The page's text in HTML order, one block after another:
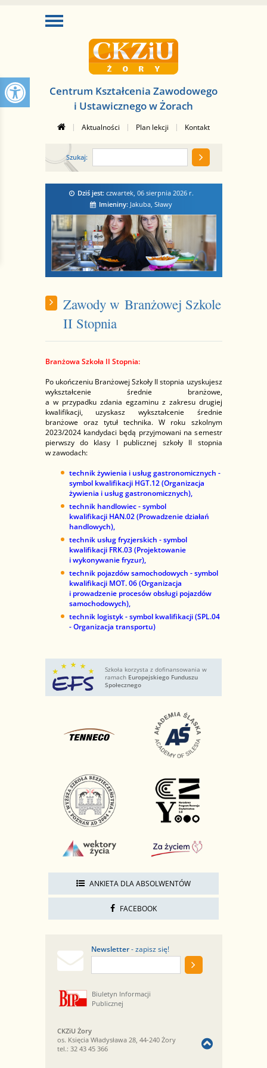
Centrum Kształcenia Zawodowego
i Ustawicznego w Żorach
| Aktualności | Plan lekcji | Kontakt
Szukaj:
Dziś jest: czwartek, 06 sierpnia 2026r.
Imieniny: Jakuba, Sławy
Zawody w Branżowej Szkole
II Stopnia
Branżowa Szkoła II Stopnia:
Po ukończeniu Branżowej Szkoły II stopnia uzyskujesz
wykształcenie średnie branżowe,
a w przypadku zdania egzaminu z zakresu drugiej
kwalifikacji, uzyskasz wykształcenie średnie
branżowe oraz tytuł technika. W roku szkolnym
2023/2024 kandydaci będą przyjmowani na semestr
pierwszy do klasy I publicznej szkoły II stopnia
w zawodach:
technik żywienia i usług gastronomicznych -
symbol kwalifikacji HGT.12 (Organizacja
żywienia i usług gastronomicznych),
technik handlowiec - symbol
kwalifikacji HAN.02 (Prowadzenie działań
handlowych),
technik usług fryzjerskich - symbol
kwalifikacji FRK.03 (Projektowanie
i wykonywanie fryzur),
technik pojazdów samochodowych - symbol
kwalifikacji MOT. 06 (Organizacja
i prowadzenie procesów obsługi pojazdów
samochodowych),
technik logistyk - symbol kwalifikacji (SPL.04
- Organizacja transportu)
Szkoła korzysta z dofinansowania w
ramach Europejskiego Funduszu
Społecznego
ANKIETA DLA ABSOLWENTÓW
FACEBOOK
Newsletter- zapisz się!
Biuletyn Informacji
Publicznej
CKZiU Żory
os. Księcia Władysława 28, 44-240 Żory
tel.: 32 43 45 366